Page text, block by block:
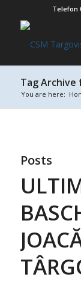
Telefon
Tag
You are here:
Posts